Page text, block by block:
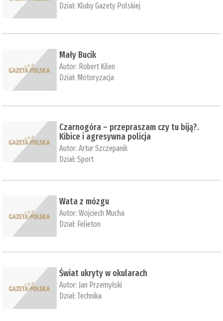
Dział: Kluby Gazety Polskiej
Mały Bucik
Autor: Robert Kilen
Dział: Motoryzacja
Czarnogóra – przepraszam czy tu biją?.
Kibice i agresywna policja
Autor:Artur Szczepanik
Dział:Sport
Wata z mózgu
Autor:Wojciech Mucha
Dział: Felieton
Świat ukryty w okularach
Autor: Jan Przemyłski
Dział:Technika